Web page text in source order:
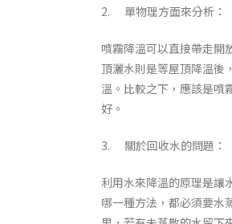
2. 單物理方面來分析：
噴霧降溫可以直接帶走開
頂灑水則是等屋頂降溫後
溫。比較之下，應該是噴
好。
3. 關於回收水的問題：
利用水來降溫的原理是讓
哪一種方法，都必須要水